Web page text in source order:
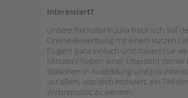
Interessiert?
Unsere Recruiterin Julia freut sich auf
Online-Bewerbung mit einem kurzen
Es geht ganz einfach und dauert nur
Minuten! Neben einer Übersicht deiner
Stationen in Ausbildung und Job
vor allem, was dich motiviert, ein Teil der
Webrepublic zu werden.